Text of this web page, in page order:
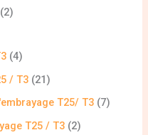
2
4
/ T3 21
T25/ T3 7
T25 / T3 2